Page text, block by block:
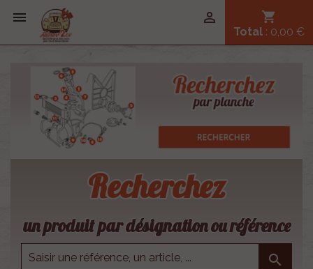
 shopping_cart
Total : 0,00 €

Recherchez
un produit par désignation ou référence
